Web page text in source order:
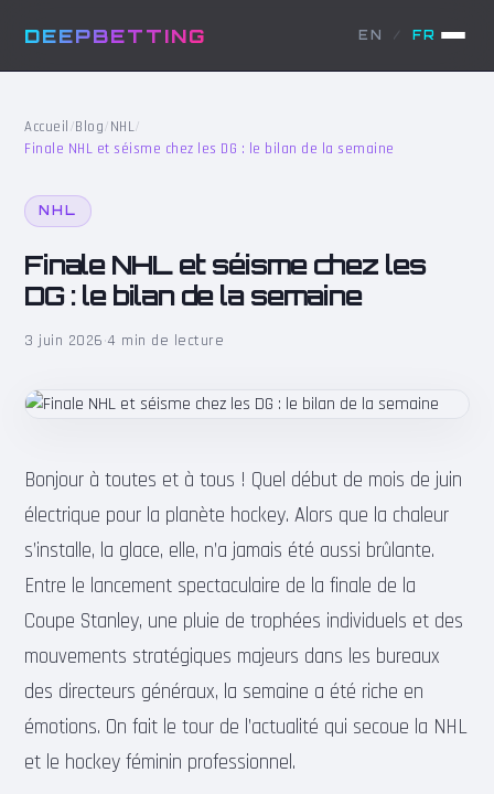
DEEPBETTING EN / FR
Accueil /Blog/NHL/
Finale NHL et séisme chez les DG : le bilan de la semaine
NHL
Finale NHL et séisme chez les
DG : le bilan de la semaine
3 juin 2026·4 min de lecture
Bonjour à toutes et à tous ! Quel début de mois de juin
électrique pour la planète hockey. Alors que la chaleur
s’installe, la glace, elle, n’a jamais été aussi brûlante.
Entre le lancement spectaculaire de la finale de la
Coupe Stanley, une pluie de trophées individuels et des
mouvements stratégiques majeurs dans les bureaux
des directeurs généraux, la semaine a été riche en
émotions. On fait le tour de l’actualité qui secoue la NHL
et le hockey féminin professionnel.